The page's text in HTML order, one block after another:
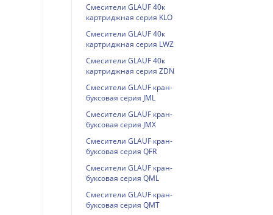
Смесители GLAUF 40к
картриджная серия KLO
Смесители GLAUF 40к
картриджная серия LWZ
Смесители GLAUF 40к
картриджная серия ZDN
Смесители GLAUF кран-
буксовая серия JML
Смесители GLAUF кран-
буксовая серия JMX
Смесители GLAUF кран-
буксовая серия QFR
Смесители GLAUF кран-
буксовая серия QML
Смесители GLAUF кран-
буксовая серия QMT